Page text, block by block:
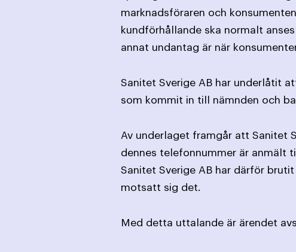
marknads­föraren och
kund­förhållande ska normalt
annat undantag är när
Sanitet Sverige AB har underlåtit
som kommit in till nämnden och
Av underlaget framgår att Sanitet
dennes telefonnummer är anmält
Sanitet Sverige AB har därför
motsatt sig det.
Med detta uttalande är ärendet